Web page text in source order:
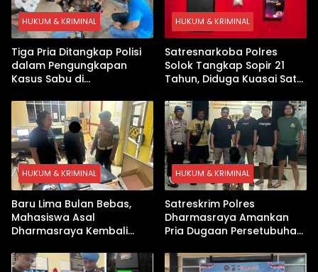
HUKUM & KRIMINAL
Tiga Pria Ditangkap Polisi
dalam Pengungkapan
Kasus Sabu di
Digital hingga Bong Disita
HUKUM & KRIMINAL
Satresnarkoba Polres
Solok Tangkap Sopir 21
Tahun, Diduga Kuasai Satu
HUKUM & KRIMINAL
Baru Lima Bulan Bebas,
Mahasiswa Asal
Dharmasraya Kembali
HUKUM & KRIMINAL
Satreskrim Polres
Dharmasraya Amankan
Pria Dugaan Persetubuhan